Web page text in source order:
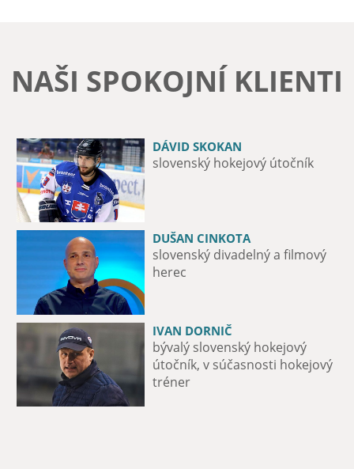
NAŠI SPOKOJNÍ KLIENTI
DÁVID SKOKAN
slovenský hokejový útočník
DUŠAN CINKOTA
slovenský divadelný a filmový
herec
IVAN DORNIČ
bývalý slovenský hokejový
útočník, v súčasnosti hokejový
tréner
MICHAL ZÁTORSKÝ
12-násobný majster Slovenska v
PAĽO DRAPÁK
spevák a basgitarista skupiny
Metalinda
MAXIME FORTIER
útočník hokejového tímu iClinic
Bratislava Capitals